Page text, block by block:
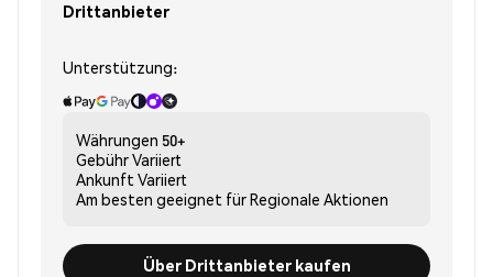
Drittanbieter
Unterstützung:
Währungen 50+
GebührVariiert
Ankunft Variiert
Am besten geeignet fürRegionale Aktionen
Über Drittanbieter kaufen